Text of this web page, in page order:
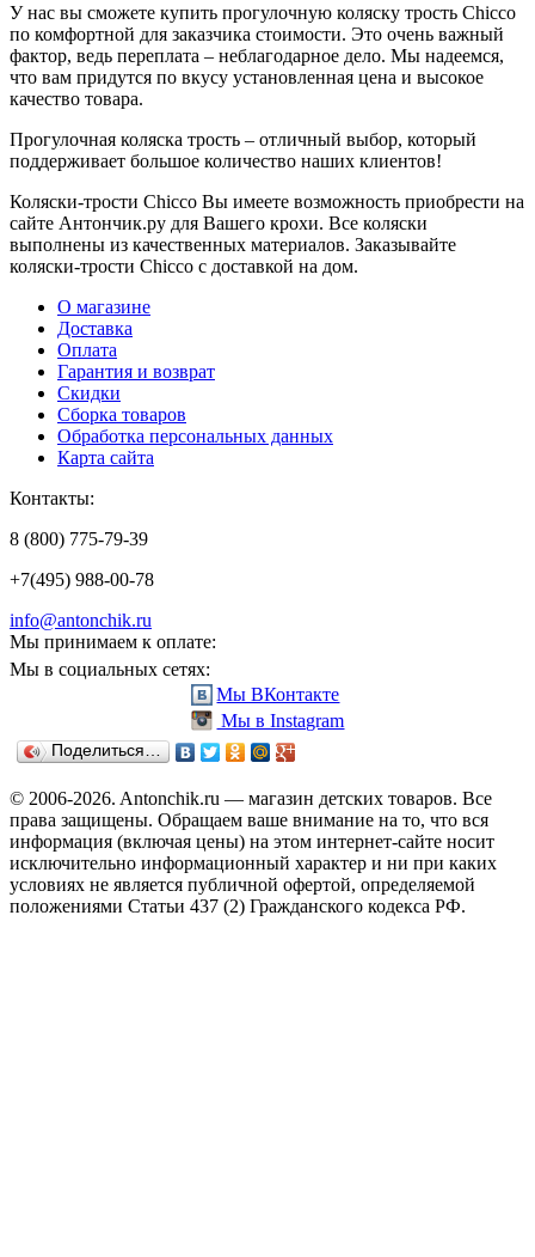
У нас вы сможете купить прогулочную коляску трость Chicco
по комфортной для заказчика стоимости. Это очень важный
фактор, ведь переплата – неблагодарное дело. Мы надеемся,
что вам придутся по вкусу установленная цена и высокое
качество товара.
Прогулочная коляска трость – отличный выбор, который
поддерживает большое количество наших клиентов!
Коляски-трости Chicco Вы имеете возможность приобрести на
сайте Антончик.ру для Вашего крохи. Все коляски
выполнены из качественных материалов. Заказывайте
коляски-трости Chicco с доставкой на дом.
О магазине
Доставка
Оплата
Гарантия и возврат
Скидки
Сборка товаров
Обработка персональных данных
Карта сайта
Контакты:
8 (800) 775-79-39
+7(495) 988-00-78
info@antonchik.ru
Мы принимаем к оплате:
Мы в социальных сетях:
Мы ВКонтакте
Мы в Instagram
Поделиться…
© 2006-2026. Antonchik.ru — магазин детских товаров. Все
права защищены. Обращаем ваше внимание на то, что вся
информация (включая цены) на этом интернет-сайте носит
исключительно информационный характер и ни при каких
условиях не является публичной офертой, определяемой
положениями Статьи 437 (2) Гражданского кодекса РФ.